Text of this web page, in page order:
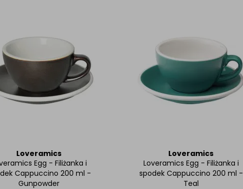
Loveramics
Egg - Filiżanka i
Cappuccino 200 ml -
Gunpowder
Loveramics
Loveramics Egg - Filiżanka i
spodek Cappuccino 200 ml -
Teal